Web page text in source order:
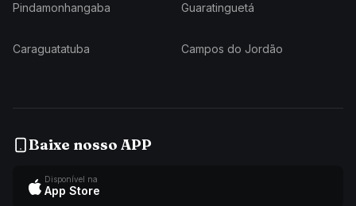
Pindamonhangaba Guaratinguetá
Caraguatatuba Campos do Jordão
Baixe nosso APP
Disponível na
App Store